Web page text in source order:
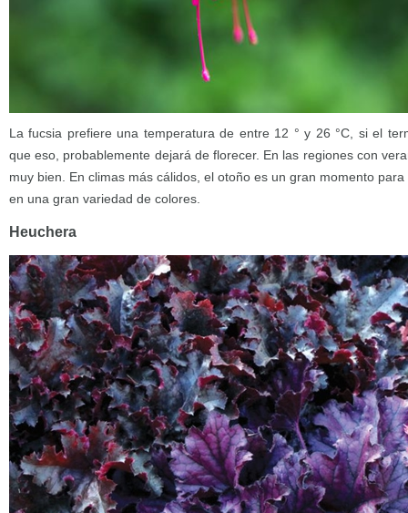
La fucsia prefiere una temperatura de entre 12 ° y 26 °C, si el
que eso, probablemente dejará de florecer. En las regiones con
muy bien. En climas más cálidos, el otoño es un gran momento
en una gran variedad de colores.
Heuchera